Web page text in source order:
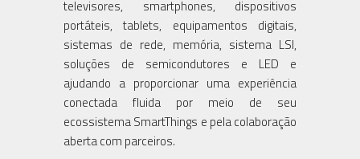
televisores, smartphones, dispositivos
portáteis, tablets, equipamentos digitais,
sistemas de rede, memória, sistema LSI,
soluções de semicondutores e LED e
ajudando a proporcionar uma experiência
conectada fluida por meio de seu
ecossistema SmartThings e pela colaboração
aberta com parceiros.